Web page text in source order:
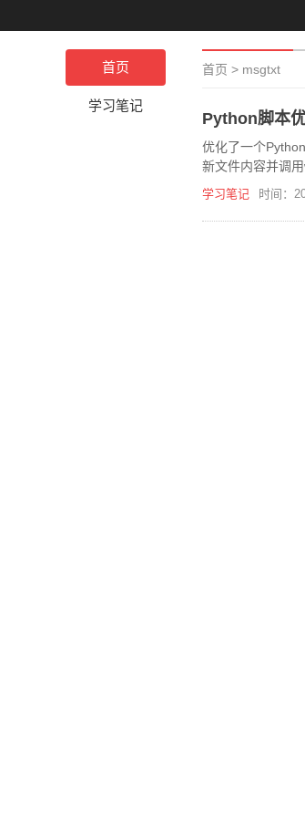
首页
学习笔记
首页 > msgtxt
Python脚本
优化了一个
新文件内容并调
学习笔记 时间：